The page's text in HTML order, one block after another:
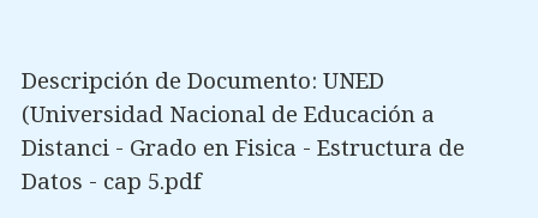
Descripción de Documento: UNED
(Universidad Nacional de Educación a
Distanci - Grado en Fisica - Estructura de
Datos - cap 5.pdf